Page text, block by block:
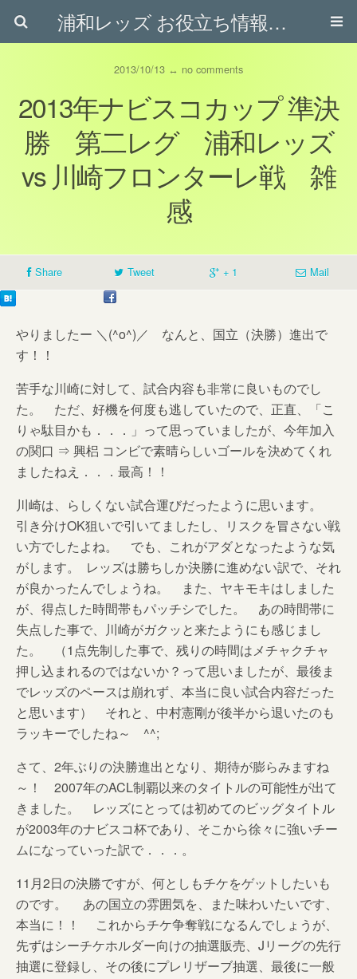
浦和レッズ お役立ち情報ブログ
2013/10/13 ↔ no comments
2013年ナビスコカップ 準決
勝 第二レグ 浦和レッズ
vs 川崎フロンターレ戦 雑
感
Share Tweet + 1 Mail
やりましたー ＼(^o^)／ なんと、国立（決勝）進出で
す！！
苦手な川崎に対して、試合内容も非常に良いものでし
た。 ただ、好機を何度も逃していたので、正直、「こ
りゃ駄目かも．．．」って思っていましたが、今年加入
の関口 ⇒ 興梠 コンビで素晴らしいゴールを決めてくれ
ましたねえ．．．最高！！
川崎は、らしくない試合運びだったように思います。
引き分けOK狙いで引いてましたし、リスクを冒さない戦
い方でしたよね。 でも、これがアダとなったような気
がします。 レッズは勝ちしか決勝に進めない訳で、それ
が良かったんでしょうね。 また、ヤキモキはしました
が、得点した時間帯もパッチシでした。 あの時間帯に
失点した事で、川崎がガクッと来たようにも感じまし
た。 （1点先制した事で、残りの時間はメチャクチャ
押し込まれるのではないか？って思いましたが、最後ま
でレッズのペースは崩れず、本当に良い試合内容だった
と思います） それと、中村憲剛が後半から退いたのも
ラッキーでしたね～ ^^;
さて、2年ぶりの決勝進出となり、期待が膨らみますね
～！ 2007年のACL制覇以来のタイトルの可能性が出て
きました。 レッズにとっては初めてのビッグタイトル
が2003年のナビスコ杯であり、そこから徐々に強いチー
ムになっていった訳で．．．。
11月2日の決勝ですが、何としもチケをゲットしたいも
のです。 あの国立の雰囲気を、また味わいたいです、
本当に！！ これからチケ争奪戦になるんでしょうが、
先ずはシーチケホルダー向けの抽選販売、Jリーグの先行
抽選に登録し、その後にプレリザーブ抽選、最後に一般